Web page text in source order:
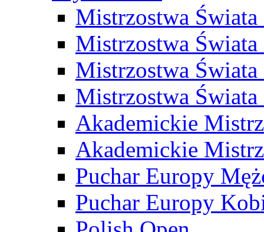
Mistrzostwa
Mistrzostwa
Mistrzostwa
Mistrzostwa
Akademickie
Akademickie
Puchar Europy
Puchar Europy